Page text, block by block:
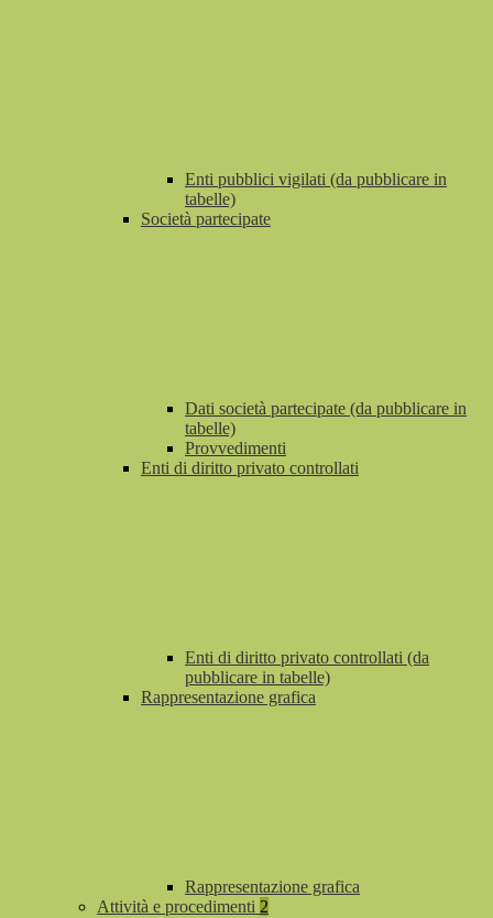
Enti pubblici vigilati (da pubblicare in
tabelle)
Società partecipate
Dati società partecipate (da pubblicare in
tabelle)
Provvedimenti
Enti di diritto privato controllati
Enti di diritto privato controllati (da
pubblicare in tabelle)
Rappresentazione grafica
Rappresentazione grafica
Attività e procedimenti 2